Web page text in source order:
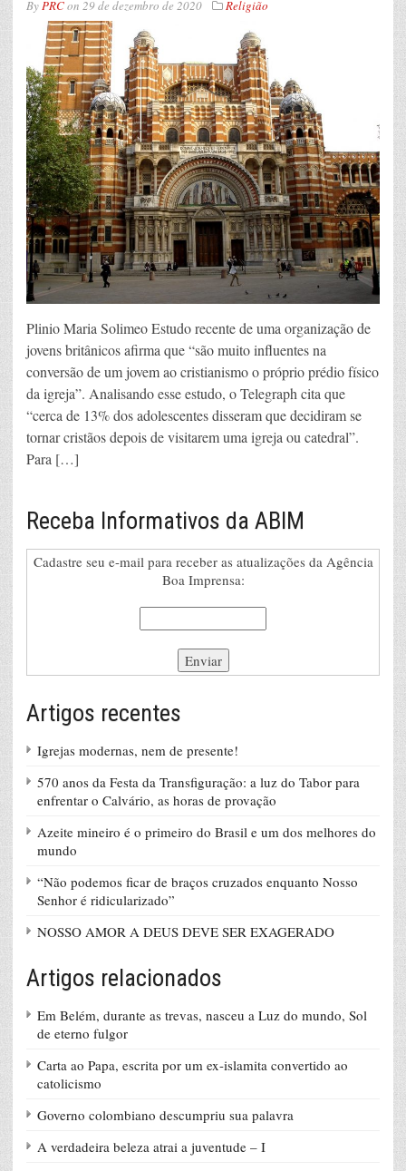
ByPRCon 29 de dezembro de 2020 Religião
Plinio Maria Solimeo Estudo recente de uma organização de
jovens britânicos afirma que “são muito influentes na
conversão de um jovem ao cristianismo o próprio prédio físico
da igreja”. Analisando esse estudo, o Telegraph cita que
“cerca de 13% dos adolescentes disseram que decidiram se
tornar cristãos depois de visitarem uma igreja ou catedral”.
Para […]
Receba Informativos da ABIM
Cadastre seu e-mail para receber as atualizações da Agência
Boa Imprensa:
Artigos recentes
Igrejas modernas, nem de presente!
570 anos da Festa da Transfiguração: a luz do Tabor para
enfrentar o Calvário, as horas de provação
Azeite mineiro é o primeiro do Brasil e um dos melhores do
mundo
“Não podemos ficar de braços cruzados enquanto Nosso
Senhor é ridicularizado”
NOSSO AMOR A DEUS DEVE SER EXAGERADO
Artigos relacionados
Em Belém, durante as trevas, nasceu a Luz do mundo, Sol
de eterno fulgor
Carta ao Papa, escrita por um ex-islamita convertido ao
catolicismo
Governo colombiano descumpriu sua palavra
A verdadeira beleza atrai a juventude – I